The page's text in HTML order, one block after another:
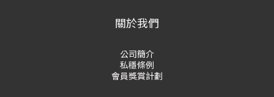
關於我們
公司簡介
私穩條例
會員獎賞計劃